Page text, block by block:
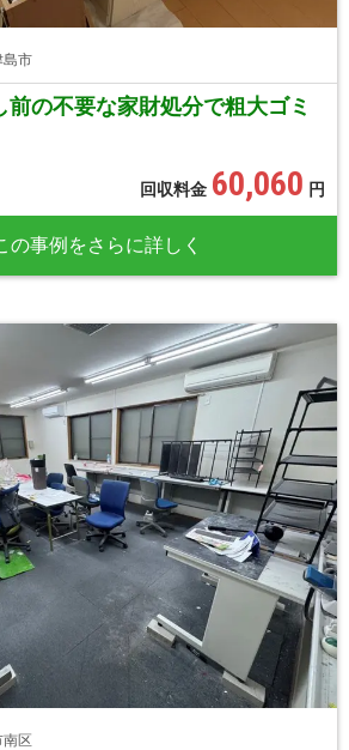
島市
の不要な家財処分で粗大ゴミ
回収料金 60,060 円
の事例をさらに詳しく
区